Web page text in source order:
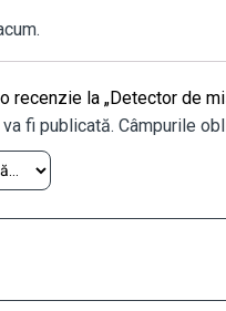
recenzie la „Detector de
fi publicată. Câmpurile